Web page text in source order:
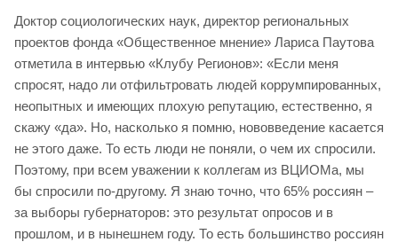
Доктор социологических наук, директор региональных
проектов фонда «Общественное мнение» Лариса Паутова
отметила в интервью «Клубу Регионов»: «Если меня
спросят, надо ли отфильтровать людей коррумпированных,
неопытных и имеющих плохую репутацию, естественно, я
скажу «да». Но, насколько я помню, нововведение касается
не этого даже. То есть люди не поняли, о чем их спросили.
Поэтому, при всем уважении к коллегам из ВЦИОМа, мы
бы спросили по-другому. Я знаю точно, что 65% россиян –
за выборы губернаторов: это результат опросов и в
прошлом, и в нынешнем году. То есть большинство россиян